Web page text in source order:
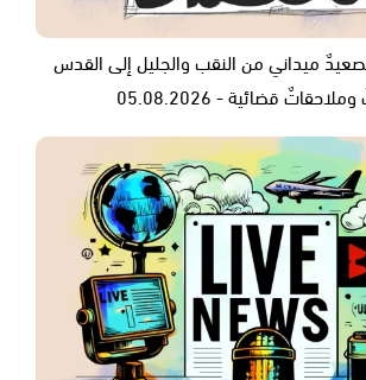
ميداني من النقب والجليل إلى القدس
قضائية - 05.08.2026